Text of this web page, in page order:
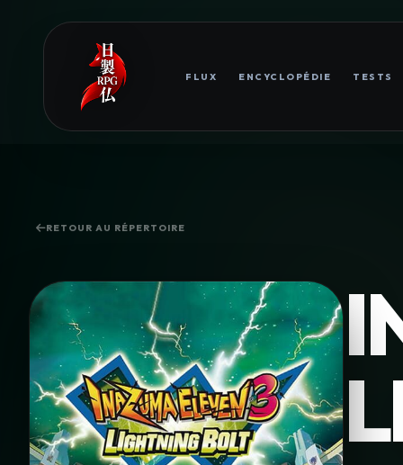
FLUX ENCYCLOPÉDIE TESTS
RETOUR AU RÉPERTOIRE